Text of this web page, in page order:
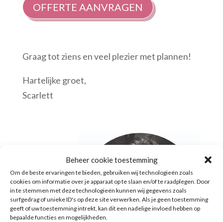
Beheer cookie toestemming
Om de beste ervaringen te bieden, gebruiken wij technologieën zoals
cookies om informatie over je apparaat op te slaan en/of te raadplegen. Door
in te stemmen met deze technologieën kunnen wij gegevens zoals
surfgedrag of unieke ID's op deze site verwerken. Als je geen toestemming
geeft of uw toestemming intrekt, kan dit een nadelige invloed hebben op
bepaalde functies en mogelijkheden.
OFFERTE AANVRAGEN
Graag tot ziens en veel plezier met plannen!
Hartelijke groet,
Scarlett